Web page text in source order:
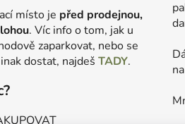
místo je před prodejnou,
. Víc info o tom, jak u
zaparkovat, nebo se
dostat, najdeš TADY.
na